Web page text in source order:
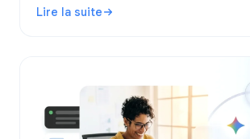
budget et vos besoins fonctionnels.
Lire la suite
: Plans Google Workspace : laquelle